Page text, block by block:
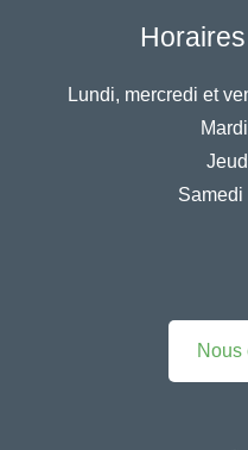
Lundi, mercredi et
Nous